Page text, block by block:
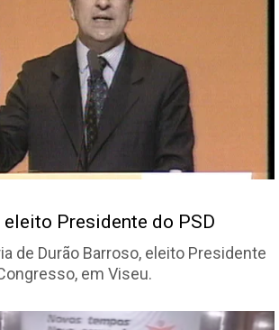
eleito Presidente do PSD
de Durão Barroso, eleito Presidente
em Viseu.